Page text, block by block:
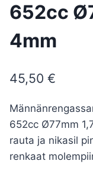
652cc
4mm
45,50 €
652cc Ø77mm
rauta ja nikasil
renkaat